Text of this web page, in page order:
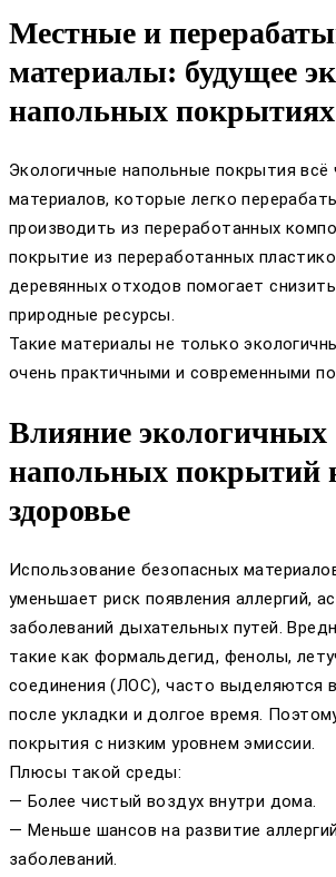
Местные и
материалы: будущее
напольных покрытиях
Экологичные напольные покрытия
материалов, которые легко
производить из переработанных
покрытие из переработанных
деревянных отходов помогает снизить
природные ресурсы.
Такие материалы не только
очень практичными и современными по
Влияние экологичных
напольных покрытий
здоровье
Использование безопасных
уменьшает риск появления аллергий,
заболеваний дыхательных путей.
такие как формальдегид, фенолы,
соединения (ЛОС), часто выделяются
после укладки и долгое время.
покрытия с низким уровнем эмиссии.
Плюсы такой среды:
— Более чистый воздух внутри дома.
— Меньше шансов на развитие
заболеваний.